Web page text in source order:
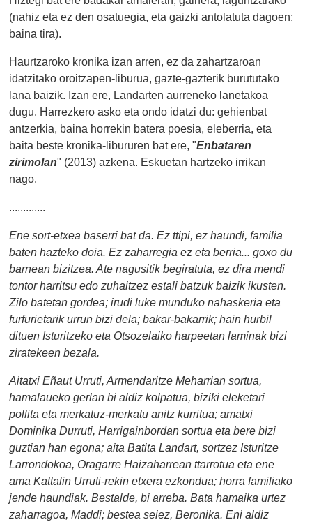
(nahiz eta ez den osatuegia, eta gaizki antolatuta dagoen;
baina tira).
Haurtzaroko kronika izan arren, ez da zahartzaroan
idatzitako oroitzapen-liburua, gazte-gazterik burututako
lana baizik. Izan ere, Landarten aurreneko lanetakoa
dugu. Harrezkero asko eta ondo idatzi du: gehienbat
antzerkia, baina horrekin batera poesia, eleberria, eta
baita beste kronika-libururen bat ere, "Enbataren
zirimolan" (2013) azkena. Eskuetan hartzeko irrikan
nago.
.............
Ene sort-etxea baserri bat da. Ez ttipi, ez haundi, familia
baten hazteko doia. Ez zaharregia ez eta berria... goxo du
barnean bizitzea. Ate nagusitik begiratuta, ez dira mendi
tontor harritsu edo zuhaitzez estali batzuk baizik ikusten.
Zilo batetan gordea; irudi luke munduko nahaskeria eta
furfurietarik urrun bizi dela; bakar-bakarrik; hain hurbil
dituen Isturitzeko eta Otsozelaiko harpeetan laminak bizi
ziratekeen bezala.
Aitatxi Eñaut Urruti, Armendaritze Meharrian sortua,
hamalaueko gerlan bi aldiz kolpatua, biziki eleketari
pollita eta merkatuz-merkatu anitz kurritua; amatxi
Dominika Durruti, Harrigainbordan sortua eta bere bizi
guztian han egona; aita Batita Landart, sortzez Isturitze
Larrondokoa, Oragarre Haizaharrean ttarrotua eta ene
ama Kattalin Urruti-rekin etxera ezkondua; horra familiako
jende haundiak. Bestalde, bi arreba. Bata hamaika urtez
zaharragoa, Maddi; bestea seiez, Beronika. Eni aldiz